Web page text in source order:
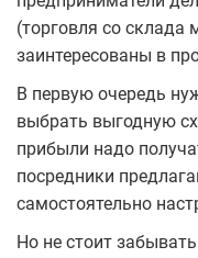
(торговля со склада
заинтересованы в
В первую очередь
выбрать выгодную
прибыли надо
посредники
самостоятельно
Но не стоит